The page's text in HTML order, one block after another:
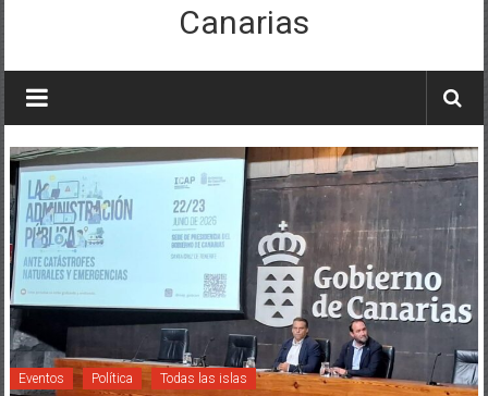
Canarias
Eventos Política Todas las islas